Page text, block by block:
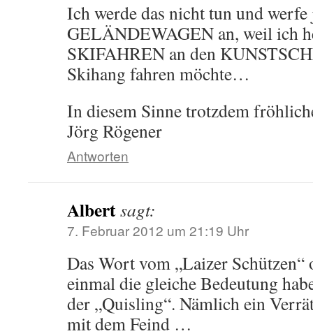
Ich werde das nicht tun und
GELÄNDEWAGEN an, weil ich
SKIFAHREN an den
Skihang fahren möchte…
In diesem Sinne trotzdem
Jörg Rögener
Antworten
Albertsagt:
7. Februar 2012 um 21:19 Uhr
Das Wort vom „Laizer
einmal die gleiche Bedeutung
der „Quisling“. Nämlich ein
mit dem Feind …